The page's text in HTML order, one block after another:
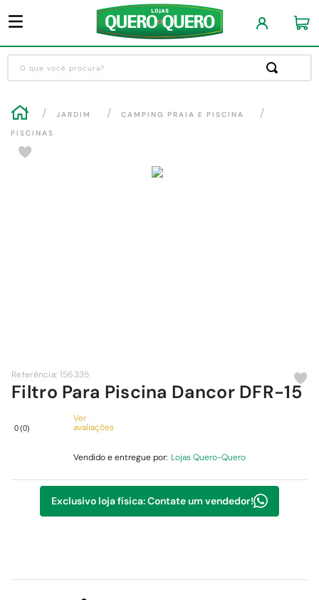
O que você procura?
JARDIM
CAMPING PRAIA E PISCINA
PISCINAS
Referência: 156335
Filtro Para Piscina Dancor DFR-15
0(0)
Ver
avaliações
Vendido e entregue por: Lojas Quero-Quero
Exclusivo loja física: Contate um vendedor!
1º
guarda roupa
º cozinha completa